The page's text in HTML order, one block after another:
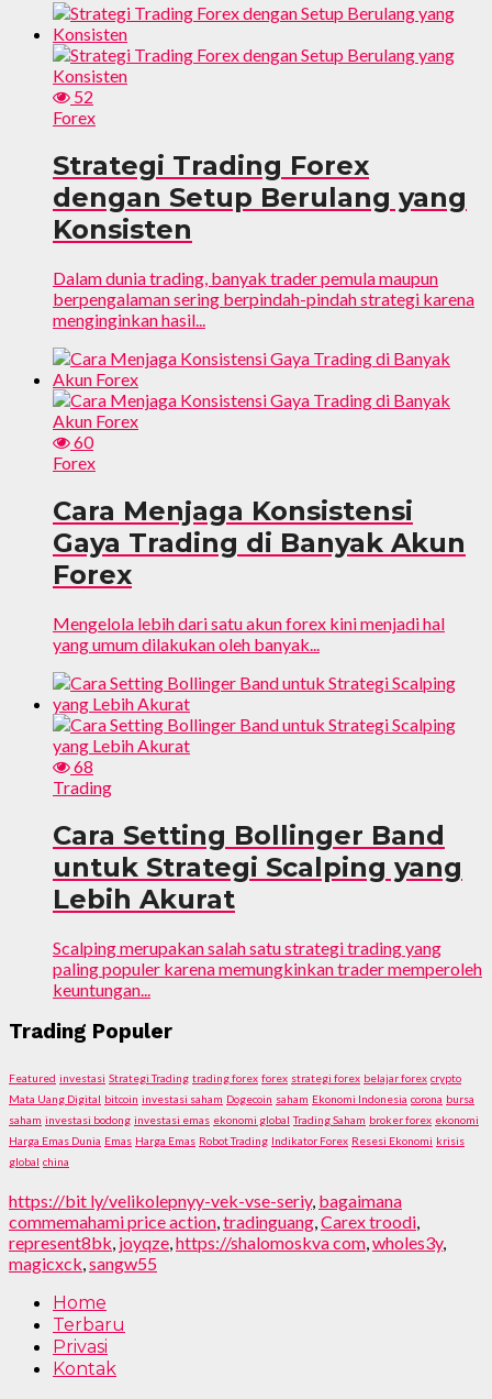
52
Forex
Strategi Trading Forex
dengan Setup Berulang yang
Konsisten
Dalam dunia trading, banyak trader pemula maupun
berpengalaman sering berpindah-pindah strategi karena
menginginkan hasil...
60
Forex
Cara Menjaga Konsistensi
Gaya Trading di Banyak Akun
Forex
Mengelola lebih dari satu akun forex kini menjadi hal
yang umum dilakukan oleh banyak...
68
Trading
Cara Setting Bollinger Band
untuk Strategi Scalping yang
Lebih Akurat
Scalping merupakan salah satu strategi trading yang
paling populer karena memungkinkan trader memperoleh
keuntungan...
Trading Populer
Featured investasi Strategi Trading trading forex forex strategi forex belajar forex crypto
Mata Uang Digital bitcoin investasi saham Dogecoin saham Ekonomi Indonesia corona bursa
saham investasi bodong investasi emas ekonomi global Trading Saham broker forex ekonomi
Harga Emas Dunia Emas Harga Emas Robot Trading Indikator Forex Resesi Ekonomi krisis
global china
https://bit ly/velikolepnyy-vek-vse-seriy, bagaimana
commemahami price action,tradinguang,Carex troodi,
represent8bk, joyqze,https://shalomoskva com,wholes3y,
magicxck,sangw55
Home
Terbaru
Privasi
Kontak